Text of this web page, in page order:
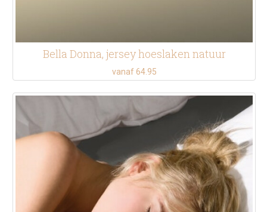
Bella Donna, jersey hoeslaken natuur
vanaf 64.95